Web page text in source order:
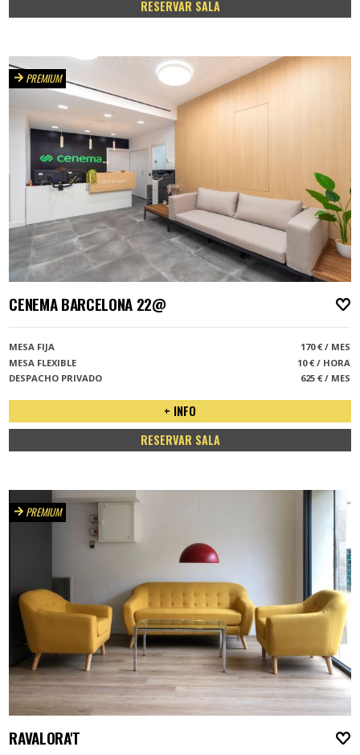
RESERVAR SALA
PREMIUM
CENEMA BARCELONA 22@
MESA FIJA
170 € / MES
MESA FLEXIBLE
10 € / HORA
DESPACHO PRIVADO
625 € / MES
+ INFO
RESERVAR SALA
PREMIUM
RAVALORA'T